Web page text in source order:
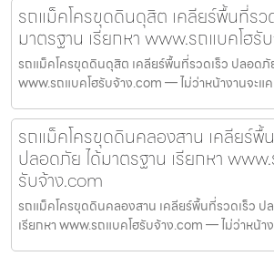
รถแม็คโครขุดดินดุสิต เคลียร์พื้นที่รว
มาตรฐาน เรียกหา www.รถแบคโฮรั
รถแม็คโครขุดดินดุสิต เคลียร์พื้นที่รวดเร็ว ปลอดภั
www.รถแบคโฮรับจ้าง.com — ไม่ว่าหน้างานจะแ
รถแม็คโครขุดดินคลองสาน เคลียร์พื้
ปลอดภัย ได้มาตรฐาน เรียกหา
รับจ้าง.com
รถแม็คโครขุดดินคลองสาน เคลียร์พื้นที่รวดเร็ว ป
เรียกหา www.รถแบคโฮรับจ้าง.com — ไม่ว่าหน้า